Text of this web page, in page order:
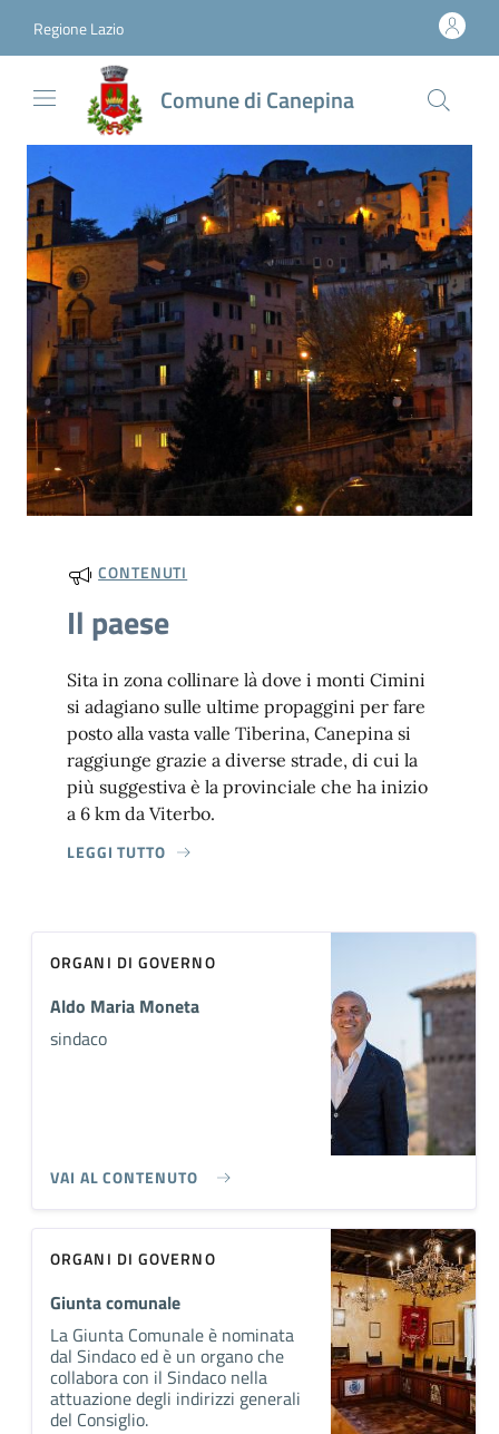
Regione Lazio
Comune di Canepina
CONTENUTI
Il paese
Sita in zona collinare là dove i monti Cimini
si adagiano sulle ultime propaggini per fare
posto alla vasta valle Tiberina, Canepina si
raggiunge grazie a diverse strade, di cui la
più suggestiva è la provinciale che ha inizio
a 6 km da Viterbo.
LEGGI TUTTO
ORGANI DI GOVERNO
Aldo Maria Moneta
sindaco
VAI AL CONTENUTO
ORGANI DI GOVERNO
Giunta comunale
La Giunta Comunale è nominata
dal Sindaco ed è un organo che
collabora con il Sindaco nella
attuazione degli indirizzi generali
del Consiglio.